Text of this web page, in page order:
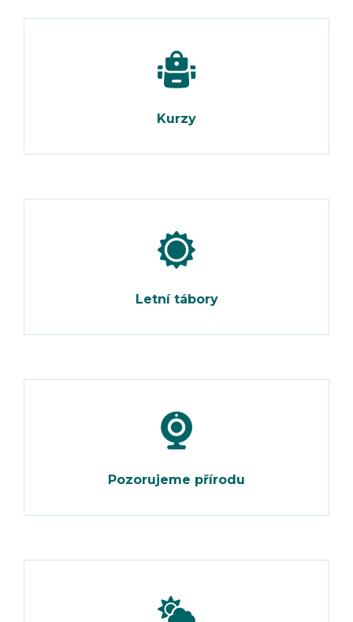
Kurzy
Letní tábory
Pozorujeme přírodu